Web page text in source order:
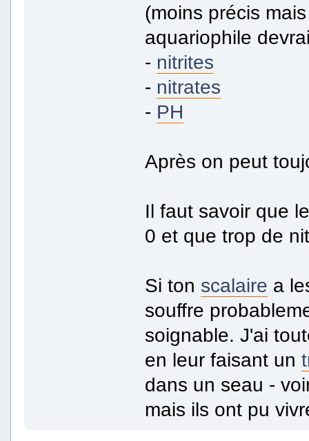
(moins précis
aquariophile
- nitrites
- nitrates
- PH
Après on peut
Il faut savoir que
0 et que trop de
Si ton scalaire a
souffre
soignable. J'ai
en leur faisant un
dans un seau -
mais ils ont pu